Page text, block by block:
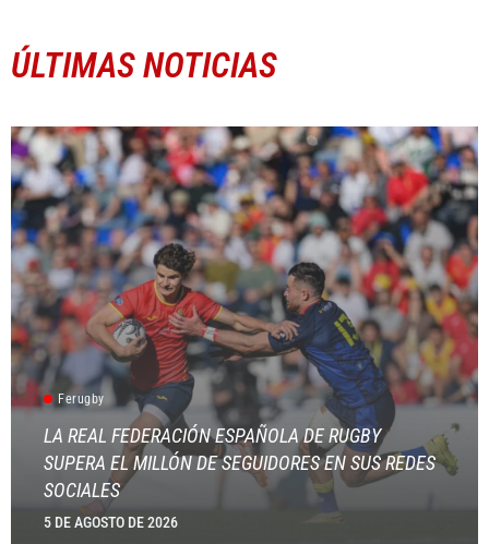
ÚLTIMAS NOTICIAS
Ferugby
LA REAL FEDERACIÓN ESPAÑOLA DE RUGBY
SUPERA EL MILLÓN DE SEGUIDORES EN SUS REDES
SOCIALES
5 DE AGOSTO DE 2026